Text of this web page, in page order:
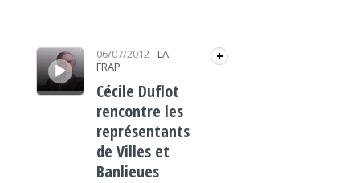
Lecteur audio 06/07/2012- LA
FRAP
+
Cécile Duflot
rencontre les
représentants
de Villes et
Banlieues